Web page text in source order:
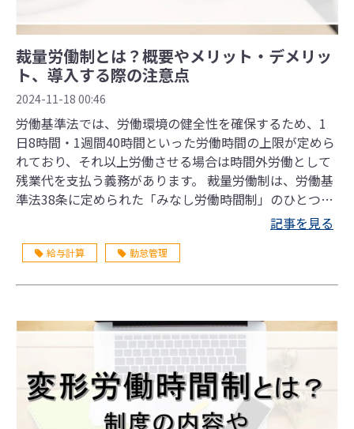
裁量労働制とは？概要やメリット・デメリッ
ト、導入する際の注意点
2024-11-18 00:46
労働基準法では、労働環境の健全性を確保するため、1
日8時間・1週間40時間といった労働時間の上限が定めら
れており、それ以上労働させる場合は時間外労働として
残業代を支払う義務があります。 裁量労働制は、労働基
準法38条に定められた「みなし労働時間制」のひとつ
で、社員が働いた時間ではなく働いた成果によって賃金
概要やメリット・デメリット、導入する際の注意点など
記事を見る
給与計算 勤怠管理